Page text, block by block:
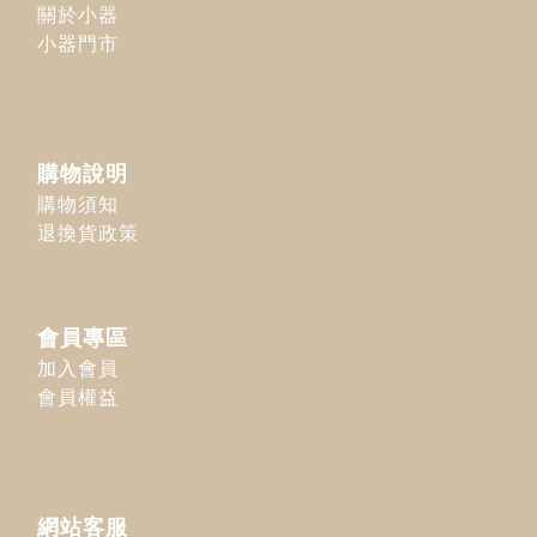
關於小器
小器門市
購物說明
購物須知
退換貨政策
會員專區
加入會員
會員權益
網站客服